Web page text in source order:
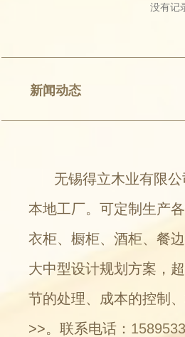
没有记
新闻动态
无锡得立木业有限公
本地工厂。可定制生产
衣柜、橱柜、酒柜、餐
大中型设计规划方案，
节的处理、成本的控制
>>。联系电话：